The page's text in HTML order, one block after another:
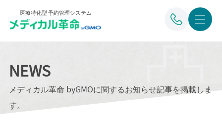
医療特化型 予約管理システム
NEWS
メディカル革命 byGMOに関するお知らせ記事を掲載しま
す。